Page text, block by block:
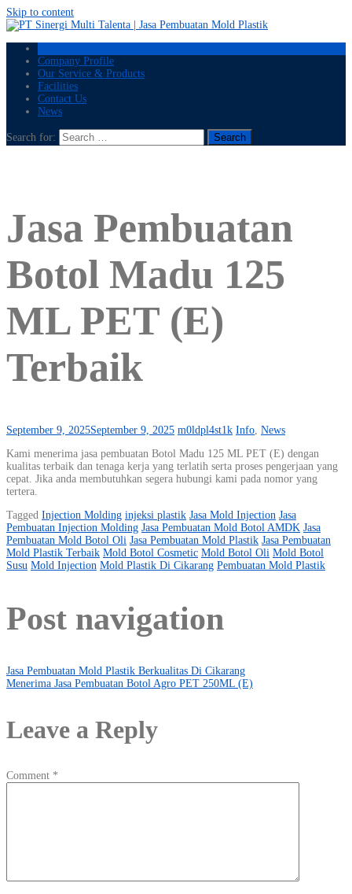
Skip to content
Company Profile
Our Service & Products
Facilities
Contact Us
News
Search for:
Jasa Pembuatan
Botol Madu 125
ML PET (E)
Terbaik
September 9, 2025September 9, 2025 m0ldpl4st1k Info, News
Kami menerima jasa pembuatan Botol Madu 125 ML PET (E) dengan
kualitas terbaik dan tenaga kerja yang terlatih serta proses pengerjaan yang
cepat. Jika anda membutuhkan segera hubungi kami pada nomor yang
tertera.
Tagged Injection Molding injeksi plastik Jasa Mold Injection Jasa
Pembuatan Injection Molding Jasa Pembuatan Mold Botol AMDK Jasa
Pembuatan Mold Botol Oli Jasa Pembuatan Mold Plastik Jasa Pembuatan
Mold Plastik Terbaik Mold Botol Cosmetic Mold Botol Oli Mold Botol
Susu Mold Injection Mold Plastik Di Cikarang Pembuatan Mold Plastik
Post navigation
Jasa Pembuatan Mold Plastik Berkualitas Di Cikarang
Menerima Jasa Pembuatan Botol Agro PET 250ML (E)
Leave a Reply
Comment *